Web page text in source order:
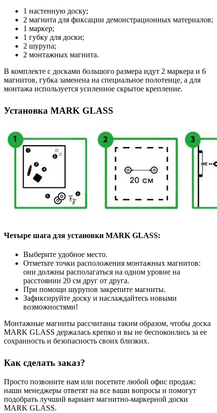
1 настенную доску;
2 магнита для фиксации демонстрационных материалов;
1 маркер;
1 губку для доски;
2 шурупа;
2 монтажных магнита.
В комплекте с досками большого размера идут 2 маркера и 6
магнитов, губка заменена на специальное полотенце, а для
монтажа используется усиленное скрытое крепление.
Установка MARK GLASS
Четыре шага для установки MARK GLASS:
Выберите удобное место.
Отметьте точки расположения монтажных магнитов:
они должны располагаться на одном уровне на
расстоянии 20 см друг от друга.
При помощи шурупов закрепите магниты.
Зафиксируйте доску и наслаждайтесь новыми
возможностями!
Монтажные магниты рассчитаны таким образом, чтобы доска
MARK GLASS держалась крепко и вы не беспокоились за ее
сохранность и безопасность своих близких.
Как сделать заказ?
Просто позвоните нам или посетите любой офис продаж:
наши менеджеры ответят на все ваши вопросы и помогут
подобрать лучший вариант магнитно-маркерной доски
MARK GLASS.